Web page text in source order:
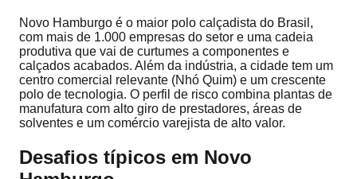
Novo Hamburgo é o maior polo calçadista do Brasil,
com mais de 1.000 empresas do setor e uma cadeia
produtiva que vai de curtumes a componentes e
calçados acabados. Além da indústria, a cidade tem um
centro comercial relevante (Nhó Quim) e um crescente
polo de tecnologia. O perfil de risco combina plantas de
manufatura com alto giro de prestadores, áreas de
solventes e um comércio varejista de alto valor.
Desafios típicos em Novo